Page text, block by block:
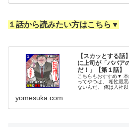
１話から読みたい方はこちら▼
【スカッとする
に上司が「ババア
だ！」【第１話】
こちらもおすすめ▼
ってやつは。 相性最
ないんだ。 俺は入社
yomesuka.com